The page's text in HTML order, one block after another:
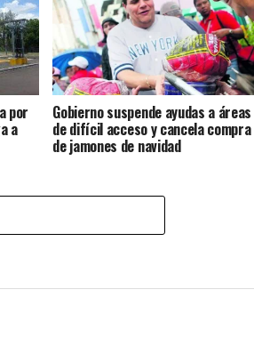
por
a
Gobierno suspende ayudas a áreas
de difícil acceso y cancela compra
de jamones de navidad